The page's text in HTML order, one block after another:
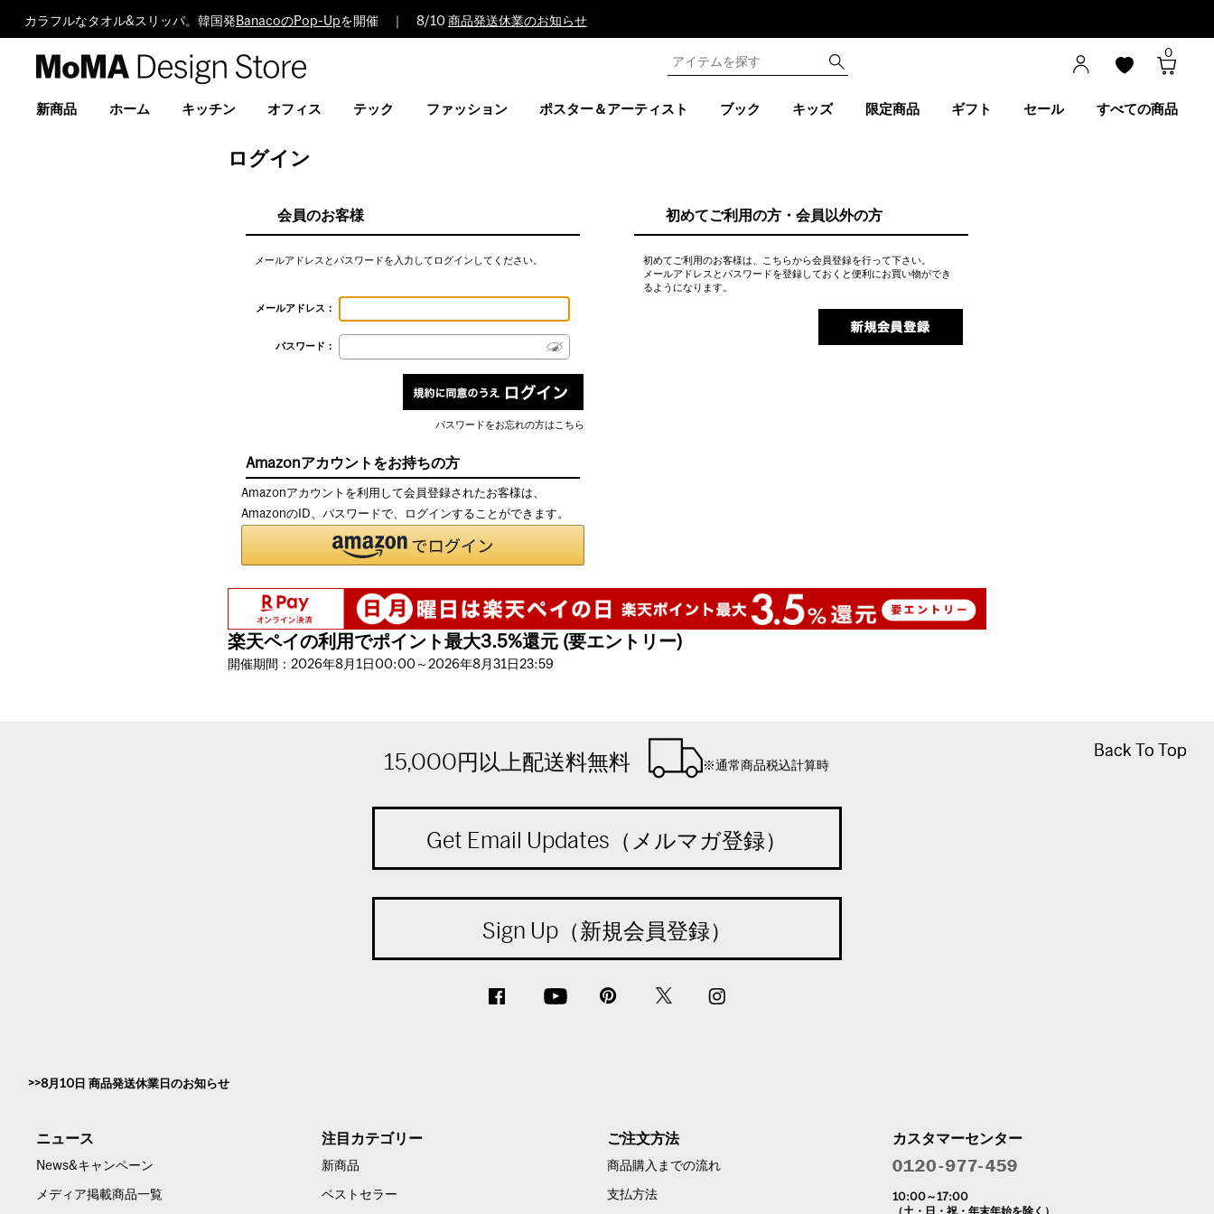
カラフルなタオル&スリッパ。韓国発 BanacoのPop-Upを開催 ｜ 8/10 商品発送休業のお知らせ
Design
0
新商品 ホーム キッチン オフィス テック ファッション ポスター＆アーティスト ブック キッズ 限定商品 ギフト セール すべての商品
ログイン
会員のお客様
メールアドレスとパスワードを入力してログインしてください。
メールアドレス：
パスワード：
パスワードをお忘れの方はこちら
初めてご利用の方・会員以外の方
初めてご利用のお客様は、こちらから会員登録を行って下さい。
メールアドレスとパスワードを登録しておくと便利にお買い物ができ
るようになります。
Amazonアカウントをお持ちの方
Amazonアカウントを利用して会員登録されたお客様は、
AmazonのID、パスワードで、ログインすることができます。
楽天ペイの利用でポイント最大3.5%還元 (要エントリー)
開催期間：2026年8月1日00:00～2026年8月31日23:59
Back To Top
Back To Top
15,000円以上配送料無料 ※通常商品税込計算時
Get Email Updates（メルマガ登録）
Sign Up（新規会員登録）
8月10日 商品発送休業日のお知らせ
ニュース
News&キャンペーン
メディア掲載商品一覧
注目カテゴリー
新商品
ベストセラー
ご注文方法
商品購入までの流れ
支払方法
カスタマーセンター
10:00～17:00
（土・日・祝・年末年始を除く）